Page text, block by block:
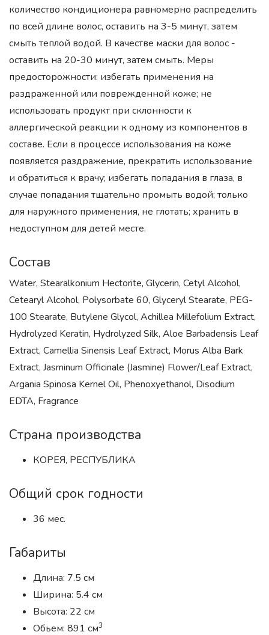
количество кондиционера равномерно распределить
по всей длине волос, оставить на 3-5 минут, затем
смыть теплой водой. В качестве маски для волос -
оставить на 20-30 минут, затем смыть. Меры
предосторожности: избегать применения на
раздраженной или поврежденной коже; не
использовать продукт при склонности к
аллергической реакции к одному из компонентов в
составе. Если в процессе использования на коже
появляется раздражение, прекратить использование
и обратиться к врачу; избегать попадания в глаза, в
случае попадания тщательно промыть водой; только
для наружного применения, не глотать; хранить в
недоступном для детей месте.
Состав
Water, Stearalkonium Hectorite, Glycerin, Cetyl Alcohol,
Cetearyl Alcohol, Polysorbate 60, Glyceryl Stearate, PEG-
100 Stearate, Butylene Glycol, Achillea Millefolium Extract,
Hydrolyzed Keratin, Hydrolyzed Silk, Aloe Barbadensis Leaf
Extract, Camellia Sinensis Leaf Extract, Morus Alba Bark
Extract, Jasminum Officinale (Jasmine) Flower/Leaf Extract,
Argania Spinosa Kernel Oil, Phenoxyethanol, Disodium
EDTA, Fragrance
Страна производства
КОРЕЯ, РЕСПУБЛИКА
Общий срок годности
36 мес.
Габариты
Длина: 7.5 см
Ширина: 5.4 см
Высота: 22 см
Обьем: 891 см3